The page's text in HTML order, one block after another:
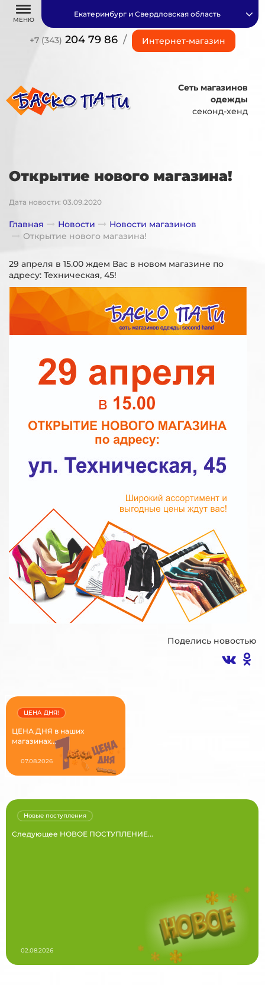
МЕНЮ
+7 (343) 204 79 86 / Интернет-магазин
Екатеринбург и Свердловская область
Сеть магазинов
одежды
секонд-хенд
Открытие нового магазина!
Дата новости: 03.09.2020
Главная Новости
Новости магазинов
Открытие нового магазина!
29 апреля в 15.00 ждем Вас в новом магазине по
адресу: Техническая, 45!
Поделись новостью
ЦЕНА ДНЯ в наших
магазинах...
ЦЕНА ДНЯ!
07.08.2026
Следующее НОВОЕ ПОСТУПЛЕНИЕ...
Новые поступления
02.08.2026